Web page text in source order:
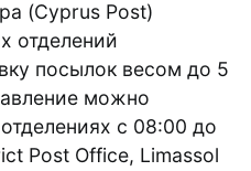
(Cyprus Post)
отделений
посылок весом до 5
можно
с 08:00 до
Post Office, Limassol